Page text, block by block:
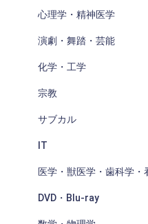
心理学・精神医学
演劇・舞踏・芸能
化学・工学
宗教
サブカル
IT
医学・獣医学・歯科学・
DVD・Blu-ray